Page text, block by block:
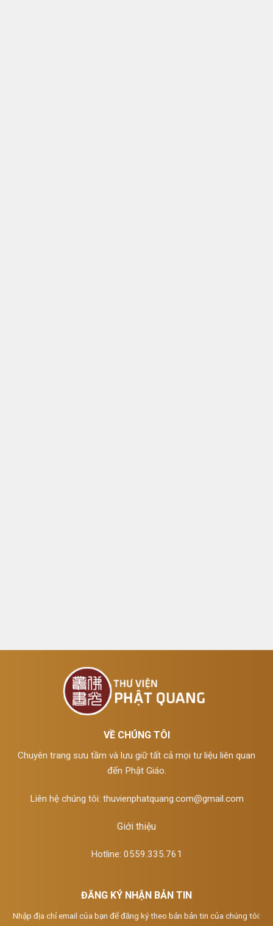
VỀ CHÚNG TÔI
Chuyên trang sưu tầm và lưu giữ tất cả mọi tư liệu liên quan
đến Phật Giáo.
Liên hệ chúng tôi: thuvienphatquang.com@gmail.com
Giới thiệu
Hotline: 0559.335.761
ĐĂNG KÝ NHẬN BẢN TIN
Nhập địa chỉ email của bạn để đăng ký theo bản bản tin của chúng tôi: